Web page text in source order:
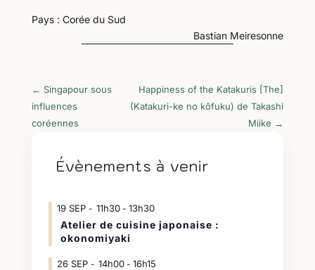
Pays : Corée du Sud
Bastian Meiresonne
← Singapour sous
influences
coréennes
Happiness of the Katakuris [The]
(Katakuri-ke no kôfuku) de Takashi
Miike →
Évènements à venir
19 SEP 11h30- 13h30
Atelier de cuisine japonaise :
okonomiyaki
26 SEP 14h00- 16h15